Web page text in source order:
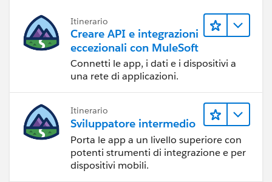
Itinerario
Creare API e integrazioni
eccezionali con MuleSoft
Connetti le app, i dati e i dispositivi a
una rete di applicazioni.
Itinerario
Sviluppatore intermedio
Porta le app a un livello superiore con
potenti strumenti di integrazione e per
dispositivi mobili.